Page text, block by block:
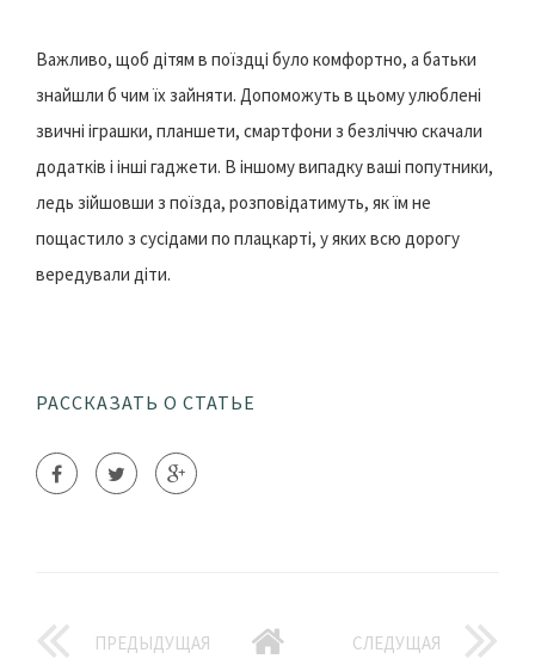
Важливо, щоб дітям в поїздці було комфортно, а батьки
знайшли б чим їх зайняти. Допоможуть в цьому улюблені
звичні іграшки, планшети, смартфони з безліччю скачали
додатків і інші гаджети. В іншому випадку ваші попутники,
ледь зійшовши з поїзда, розповідатимуть, як їм не
пощастило з сусідами по плацкарті, у яких всю дорогу
вередували діти.
РАССКАЗАТЬ О СТАТЬЕ
ПРЕДЫДУЩАЯ СЛЕДУЩАЯ